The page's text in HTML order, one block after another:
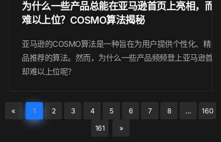
为什么一些产品总能在亚马逊首页上亮相，而
难以上位？COSMO算法揭秘
亚马逊的COSMO算法是一种旨在为用户提供个性化、精
品推荐的算法。然而，为什么一些产品频频登上亚马逊首
却难以上位呢？
« 1 2 3 4 5 6 7 8 ... 160
161 »